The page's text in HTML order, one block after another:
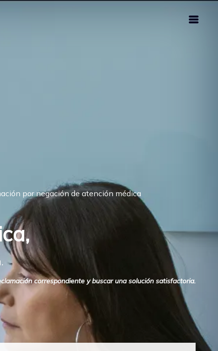
por negación de atención médica
correspondiente y buscar una solución satisfactoria.